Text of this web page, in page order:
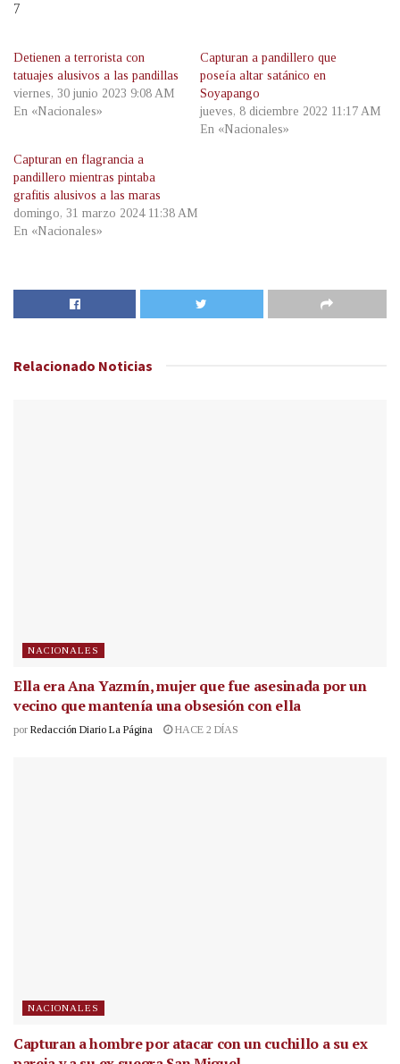
7
Detienen a terrorista con
tatuajes alusivos a las pandillas
viernes, 30 junio 2023 9:08 AM
En «Nacionales»
Capturan a pandillero que
poseía altar satánico en
Soyapango
jueves, 8 diciembre 2022 11:17 AM
En «Nacionales»
Capturan en flagrancia a
pandillero mientras pintaba
grafitis alusivos a las maras
domingo, 31 marzo 2024 11:38 AM
En «Nacionales»
Relacionado Noticias
NACIONALES
Ella era Ana Yazmín, mujer que fue asesinada por un
vecino que mantenía una obsesión con ella
por Redacción Diario La Página HACE 2 DÍAS
NACIONALES
Capturan a hombre por atacar con un cuchillo a su ex